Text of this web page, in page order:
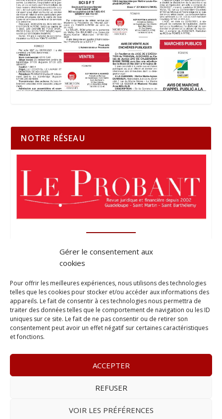
Gérer le consentement aux
cookies
Pour offrir les meilleures expériences, nous utilisons des technologies
telles que les cookies pour stocker et/ou accéder aux informations des
appareils. Le fait de consentir à ces technologies nous permettra de
traiter des données telles que le comportement de navigation ou les ID
uniques sur ce site. Le fait de ne pas consentir ou de retirer son
consentement peut avoir un effet négatif sur certaines caractéristiques
et fonctions.
ACCEPTER
REFUSER
VOIR LES PRÉFÉRENCES
NOTRE RÉSEAU
– www.lapostille.fr –
– E-mail :contact@lapostille.fr–